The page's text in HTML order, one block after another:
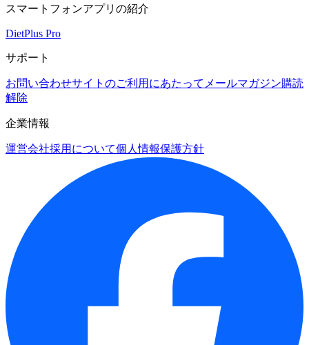
スマートフォンアプリの紹介
DietPlus Pro
サポート
お問い合わせサイトのご利用にあたって メールマガジン購読
解除
企業情報
運営会社採用について個人情報保護方針